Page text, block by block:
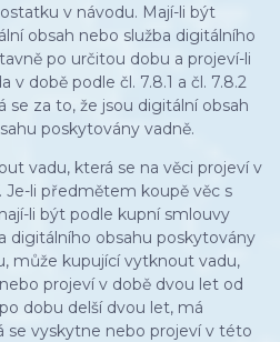
v návodu. Mají-li být
obsah nebo služba digitálního
po určitou dobu a projeví-li
v době podle čl. 7.8.1 a čl. 7.8.2
za to, že jsou digitální obsah
poskytovány vadně.
vadu, která se na věci projeví v
li předmětem koupě věc s
li být podle kupní smlouvy
digitálního obsahu poskytovány
může kupující vytknout vadu,
projeví v době dvou let od
dobu delší dvou let, má
se vyskytne nebo projeví v této